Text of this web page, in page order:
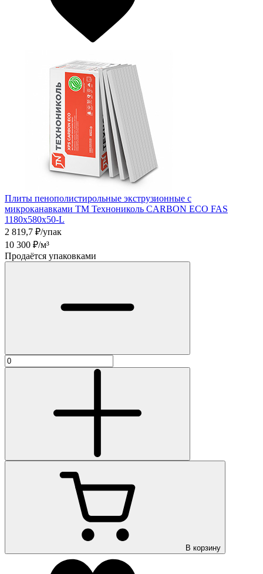
Плиты пенополистирольные экструзионные с
микроканавками ТМ Технониколь CARBON ECO FAS
1180х580х50-L
2 819,7 ₽/упак
10 300 ₽/м³
Продаётся упаковками
В корзину